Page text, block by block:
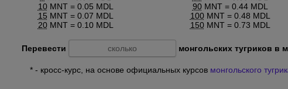
10MNT = 0.05 MDL
15 MNT = 0.07 MDL
20MNT = 0.10 MDL
90MNT = 0.44 MDL
100MNT = 0.48 MDL
150MNT = 0.73 MDL
Перевести монгольских тугриков в
* - кросс-курс, на основе официальных курсов монгольского